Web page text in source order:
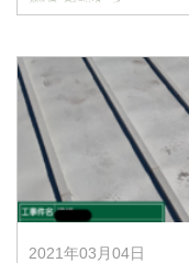
忙しくブログの更新
場自体はとっくに終
2021年03月04日